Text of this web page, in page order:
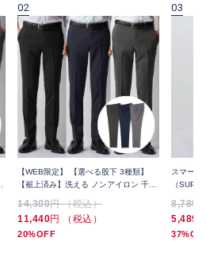
02
【WEB限定】 【選べる股下 3種類】
【裾上済み】洗える ノンアイロン 千鳥
14,300円 （税込）
11,440円 （税込）
20%OFF
03
スマート
（
8,789
5,489